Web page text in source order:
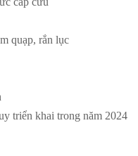
quạp, rắn lục
triển khai trong năm 2024